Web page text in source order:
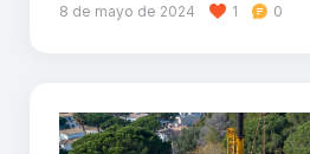
8 de mayo de 2024 1 0